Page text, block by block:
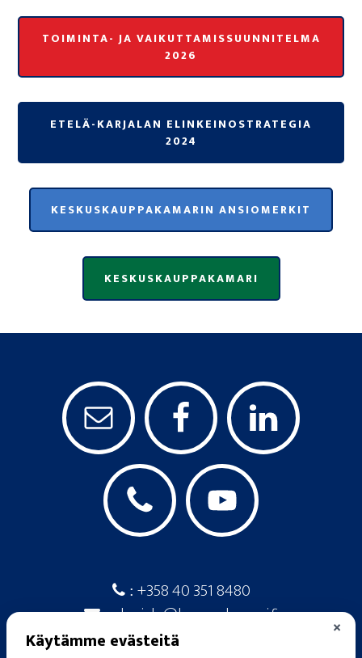
TOIMINTA- JA VAIKUTTAMISSUUNNITELMA
2026
ETELÄ-KARJALAN ELINKEINOSTRATEGIA
2024
KESKUSKAUPPAKAMARIN ANSIOMERKIT
KESKUSKAUPPAKAMARI
: +358 40 351 8480
:ekarjala@kauppakamari.fi ×
Käytämme evästeitä